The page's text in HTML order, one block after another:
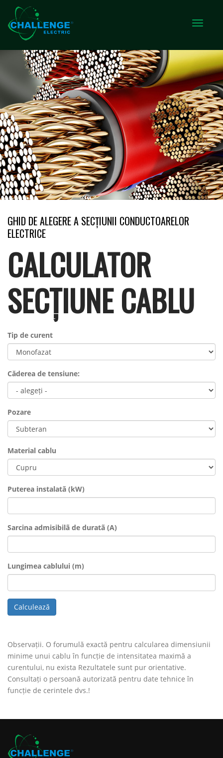
GHID DE ALEGERE A SECȚIUNII CONDUCTOARELOR
ELECTRICE
CALCULATOR
SECȚIUNE CABLU
Tip de curent
Căderea de tensiune:
Pozare
Material cablu
Puterea instalată (kW)
Sarcina admisibilã de duratã (A)
Lungimea cablului (m)
Calculează
Observații. O forumulă exactă pentru calcularea dimensiunii
minime unui cablu în funcție de intensitatea maximă a
curentului, nu exista Rezultatele sunt pur orientative.
Consultați o persoană autorizată pentru date tehnice în
funcție de cerintele dvs.!